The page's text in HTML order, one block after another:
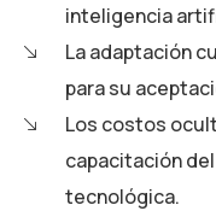
inteligencia
La adaptación
para su
Los costos
capacitación
tecnológica.